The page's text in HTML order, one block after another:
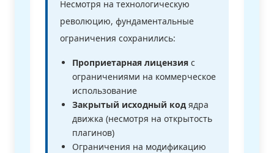
Несмотря на технологическую
революцию, фундаментальные
ограничения сохранились:
Проприетарная лицензия с
ограничениями на коммерческое
использование
Закрытый исходный код ядра
движка (несмотря на открытость
плагинов)
Ограничения на модификацию